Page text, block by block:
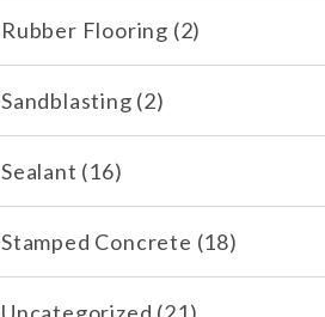
Rubber Flooring (2)
Sandblasting (2)
Sealant (16)
Stamped Concrete (18)